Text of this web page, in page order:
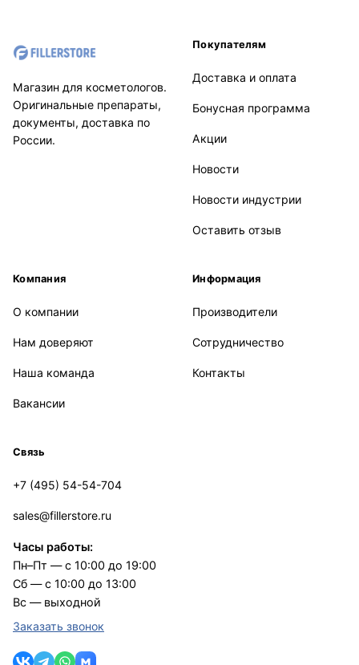
Магазин для косметологов.
Оригинальные препараты,
документы, доставка по
России.
Покупателям
Доставка и оплата
Бонусная программа
Акции
Новости
Новости индустрии
Оставить отзыв
Компания
О компании
Нам доверяют
Наша команда
Вакансии
Информация
Производители
Сотрудничество
Контакты
Связь
+7 (495) 54-54-704
sales@fillerstore.ru
Часы работы:
Пн–Пт — с 10:00 до 19:00
Сб — с 10:00 до 13:00
Вс — выходной
Заказать звонок